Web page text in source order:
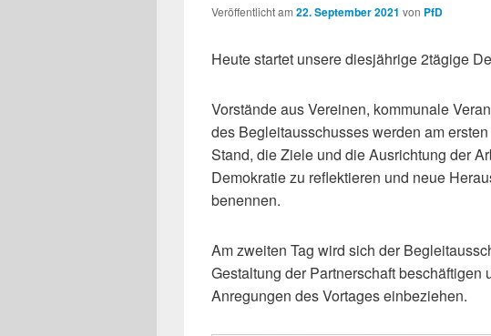
Veröffentlicht am 22. September 2021 von PfD
Heute startet unsere diesjährige 2tägige
Vorstände aus Vereinen, kommunale
des Begleitausschusses werden am
Stand, die Ziele und die Ausrichtung der
Demokratie zu reflektieren und neue
benennen.
Am zweiten Tag wird sich der
Gestaltung der Partnerschaft
Anregungen des Vortages einbeziehen.